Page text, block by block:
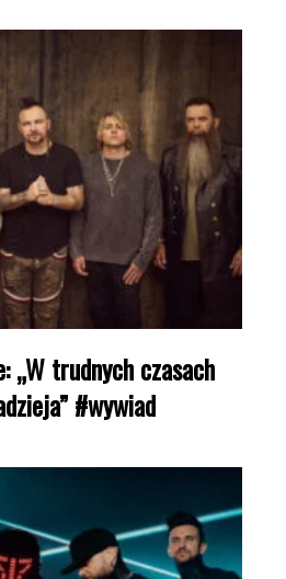
„W trudnych czasach
#wywiad